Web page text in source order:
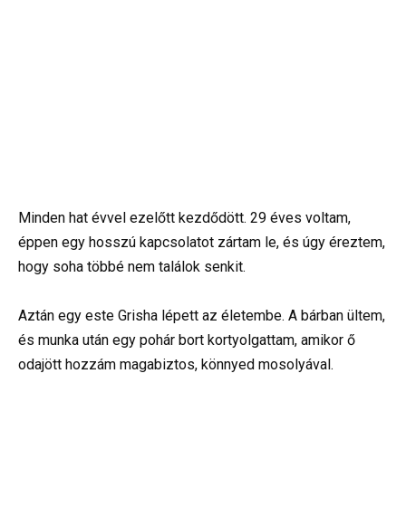
Minden hat évvel ezelőtt kezdődött. 29 éves voltam,
éppen egy hosszú kapcsolatot zártam le, és úgy éreztem,
hogy soha többé nem találok senkit.
Aztán egy este Grisha lépett az életembe. A bárban ültem,
és munka után egy pohár bort kortyolgattam, amikor ő
odajött hozzám magabiztos, könnyed mosolyával.